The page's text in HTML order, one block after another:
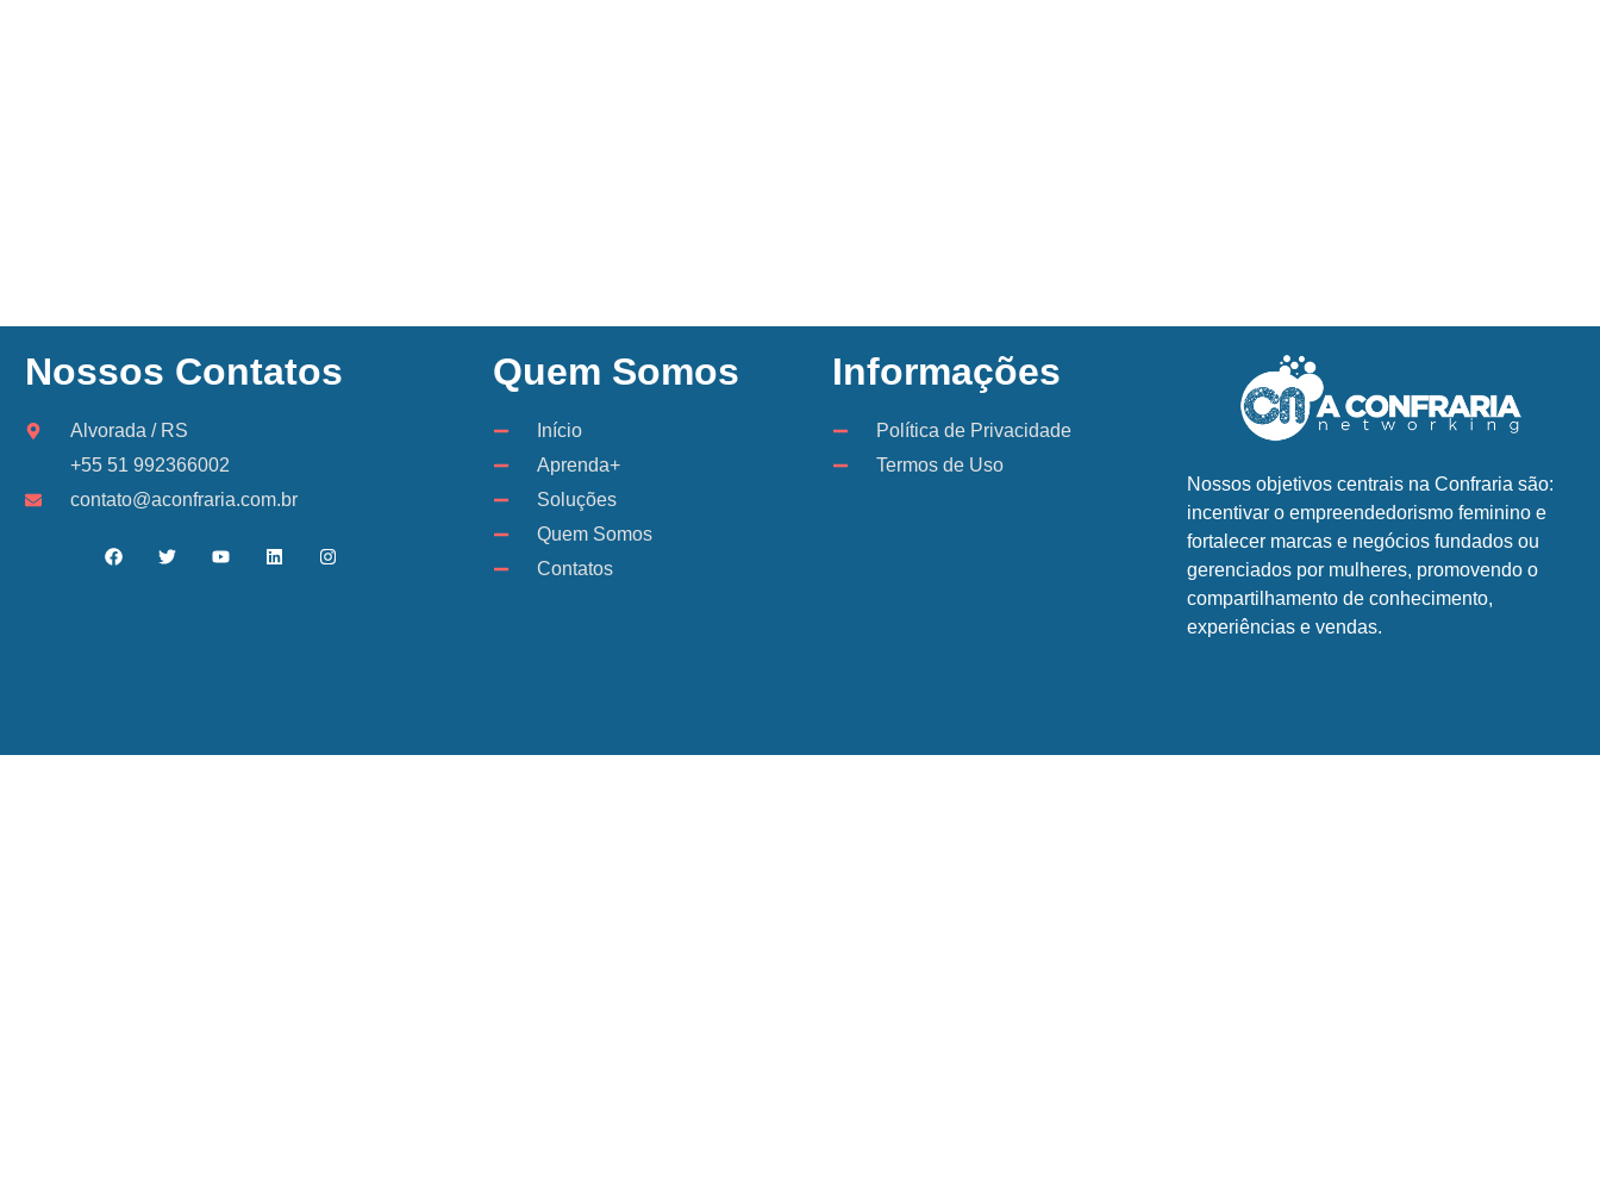
Nossos Contatos
Alvorada / RS
+55 51 992366002
contato@aconfraria.com.br
Quem Somos
Início
Aprenda+
Soluções
Quem Somos
Contatos
Informações
Política de Privacidade
Termos de Uso
Nossos objetivos centrais na Confraria são:
incentivar o empreendedorismo feminino e
fortalecer marcas e negócios fundados ou
gerenciados por mulheres, promovendo o
compartilhamento de conhecimento,
experiências e vendas.